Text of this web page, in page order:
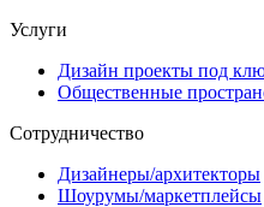
Услуги
Дизайн проекты под
Общественные
Сотрудничество
Дизайнеры/архитекторы
Шоурумы/маркетплейсы